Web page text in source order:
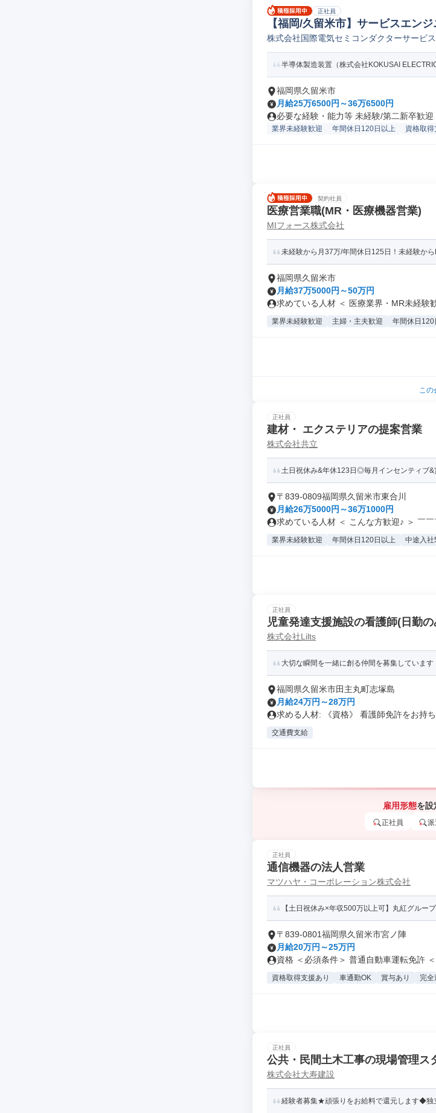
正社員
【福岡/久留米市】サービスエン
半導体フィールド/サポートエンジ
株式会社国際電気セミコンダクターサービス
半導体製造装置（株式会社KOKUSAI
福岡県久留米市
月給25万6500円～36万6500円
必要な経験・能力等 未経験/第二新卒歓迎
業界未経験歓迎 年間休日120日以上 資格取得
契約社員
医療営業職(MR・医療機器営業)
MIフォース株式会社
未経験から月37万/年間休日125日！未経験から
福岡県久留米市
月給37万5000円～50万円
求めている人材 ＜ 医療業界・MR未経験
業界未経験歓迎 主婦・主夫歓迎 年間休日120
この
正社員
建材・ エクステリアの提案営業
株式会社共立
土日祝休み&年休123日◎毎月インセンティブ&
〒839-0809福岡県久留米市東合川
月給26万5000円～36万1000円
求めている人材 ＜ こんな方歓迎♪ ＞ ￣￣
業界未経験歓迎 年間休日120日以上 中途入社
正社員
児童発達支援施設の看護師(日勤の
株式会社Lilts
大切な瞬間を一緒に創る仲間を募集していま
福岡県久留米市田主丸町志塚島
月給24万円～28万円
求める人材: 《資格》 看護師免許をお持
交通費支給
雇用形態を設
正社員 派
正社員
通信機器の法人営業
マツハヤ・コーポレーション株式会社
【土日祝休み×年収500万以上可】丸紅グルー
〒839-0801福岡県久留米市宮ノ陣
月給20万円～25万円
資格 ＜必須条件＞ 普通自動車運転免許
資格取得支援あり 車通勤OK 賞与あり 完全
正社員
公共・民間土木工事の現場管理ス
株式会社大寿建設
経験者募集★頑張りをお給料で還元します◆独